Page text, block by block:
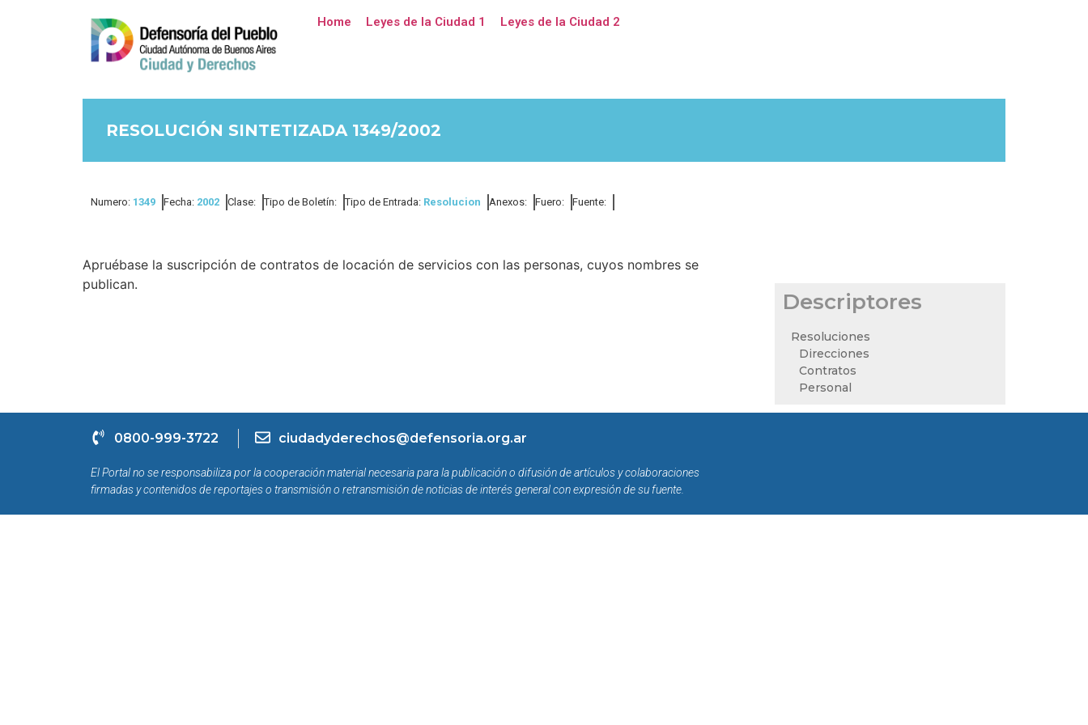
Home Leyes de la Ciudad 1 Leyes de la Ciudad 2
RESOLUCIÓN SINTETIZADA 1349/2002
Numero: 1349 Fecha: 2002 Clase: Tipo de Boletín: Tipo de Entrada: Resolucion Anexos: Fuero: Fuente:
Apruébase la suscripción de contratos de locación de servicios con las personas, cuyos nombres se
publican.
Descriptores
Resoluciones
Direcciones
Contratos
Personal
0800-999-3722 ciudadyderechos@defensoria.org.ar
El Portal no se responsabiliza por la cooperación material necesaria para la publicación o difusión de artículos y colaboraciones
firmadas y contenidos de reportajes o transmisión o retransmisión de noticias de interés general con expresión de su fuente.